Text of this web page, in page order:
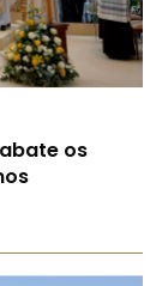
os